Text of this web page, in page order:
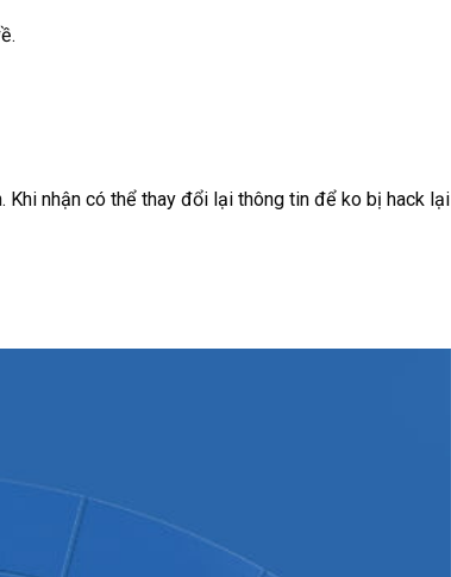
nhận có thể thay đổi lại thông tin để ko bị hack lại